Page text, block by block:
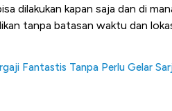
dilakukan kapan saja dan di
tanpa batasan waktu dan
Fantastis Tanpa Perlu Gelar